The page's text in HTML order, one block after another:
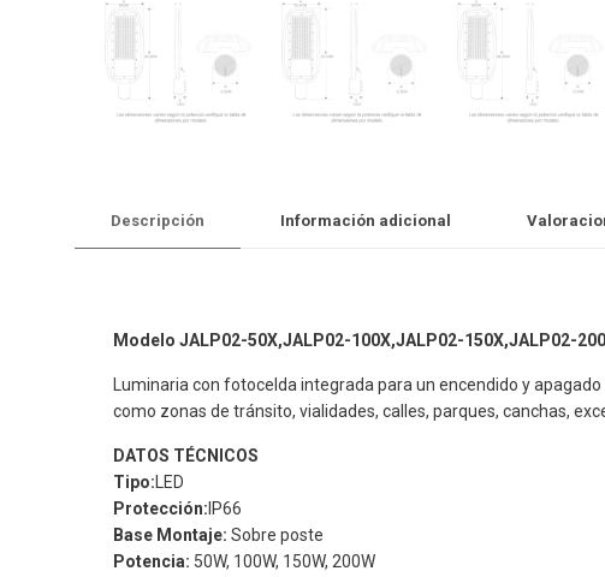
Descripción Información adicional
Modelo JALP02-50X,JALP02-100X,JALP02-150X,JALP02-
Luminaria con fotocelda integrada para un encendido y
como zonas de tránsito, vialidades, calles, parques, canchas,
DATOS TÉCNICOS
Tipo: LED
Protección: IP66
Base Montaje: Sobre poste
Potencia: 50W, 100W, 150W, 200W